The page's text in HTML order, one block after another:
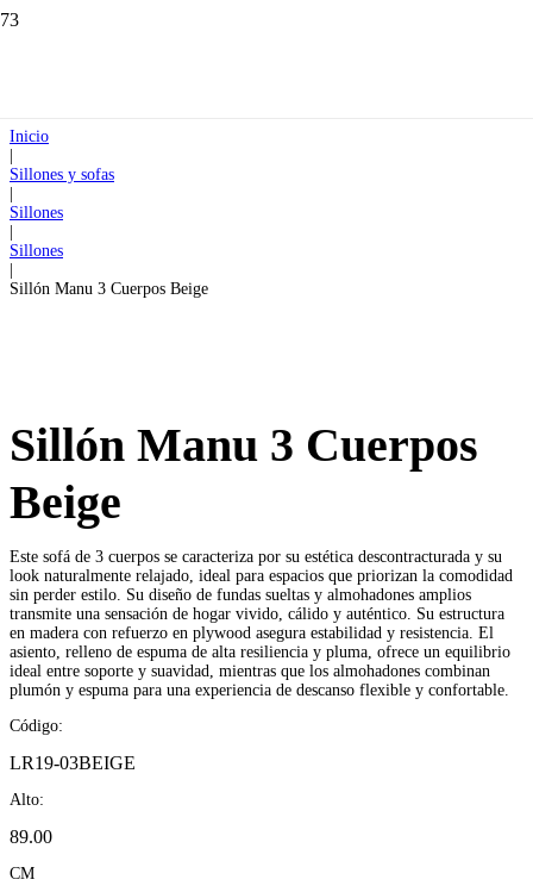
Inicio
Sillones y sofas
Sillones
Sillones
Sillón Manu 3 Cuerpos Beige
Sillón Manu 3 Cuerpos
Beige
Este sofá de 3 cuerpos se caracteriza por su estética descontracturada y su
look naturalmente relajado, ideal para espacios que priorizan la comodidad
sin perder estilo. Su diseño de fundas sueltas y almohadones amplios
transmite una sensación de hogar vivido, cálido y auténtico. Su estructura
en madera con refuerzo en plywood asegura estabilidad y resistencia. El
asiento, relleno de espuma de alta resiliencia y pluma, ofrece un equilibrio
ideal entre soporte y suavidad, mientras que los almohadones combinan
plumón y espuma para una experiencia de descanso flexible y confortable.
Código:
LR19-03BEIGE
Alto:
89.00
CM